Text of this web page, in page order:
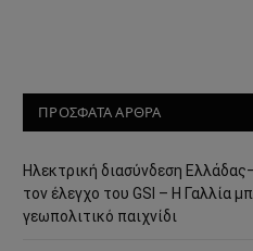
ΠΡΟΣΦΑΤΑ ΑΡΘΡΑ
Ηλεκτρική διασύνδεση
τον έλεγχο του GSI – Η Γαλλία
γεωπολιτικό παιχνίδι